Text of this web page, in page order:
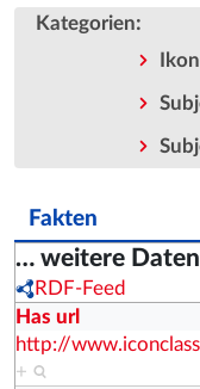
Kategorien:
Fakten
… weitere Daten
RDF-Feed
Has url
http://
+